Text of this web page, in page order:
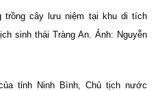
trồng cây lưu niệm tại khu di tích
sinh thái Tràng An. Ảnh: Nguyễn
tỉnh Ninh Bình, Chủ tịch nước